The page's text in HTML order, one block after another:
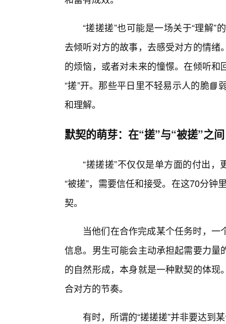
“搓搓搓”也可能是一场关于“理解
去倾听对方的故事，去感受对方的情
的烦恼，或者对未来的憧憬。在倾听
“搓”开。那些平日里不轻易示人的脆
和理解。
默契的萌芽：在“搓”与“被搓”之间
“搓搓搓”不仅仅是单方面的付出
“被搓”，需要信任和接受。在这70分钟
契。
当他们在合作完成某个任务时，
信息。男生可能会主动承担起需要力
的自然形成，本身就是一种默契的体
合对方的节奏。
有时，所谓的“搓搓搓”并非要达到